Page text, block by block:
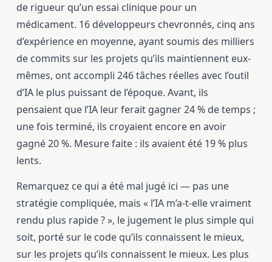
de rigueur qu’un essai clinique pour un
médicament. 16 développeurs chevronnés, cinq ans
d’expérience en moyenne, ayant soumis des milliers
de commits sur les projets qu’ils maintiennent eux-
mêmes, ont accompli 246 tâches réelles avec l’outil
d’IA le plus puissant de l’époque. Avant, ils
pensaient que l’IA leur ferait gagner 24 % de temps ;
une fois terminé, ils croyaient encore en avoir
gagné 20 %. Mesure faite : ils avaient été 19 % plus
lents.
Remarquez ce qui a été mal jugé ici — pas une
stratégie compliquée, mais « l’IA m’a-t-elle vraiment
rendu plus rapide ? », le jugement le plus simple qui
soit, porté sur le code qu’ils connaissent le mieux,
sur les projets qu’ils connaissent le mieux. Les plus